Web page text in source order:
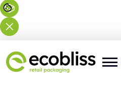
Du er her: Forside